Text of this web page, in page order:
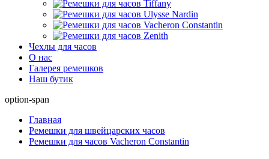
Чехлы для часов
О нас
Галерея ремешков
Наш бутик
option-span
Главная
Ремешки для швейцарских часов
Ремешки для часов Vacheron Constantin